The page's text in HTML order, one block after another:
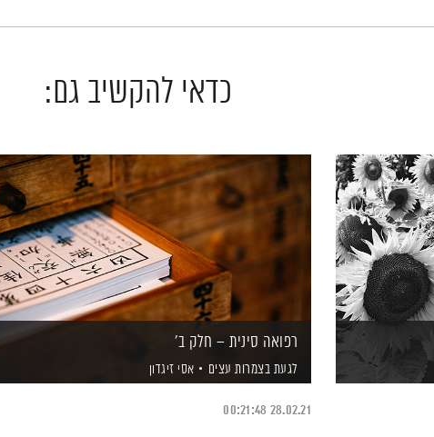
כדאי להקשיב גם:
רפואה סינית – חלק ב'
לגעת בצמרות עצים אסי זיגדון
28.02.21
00:21:48